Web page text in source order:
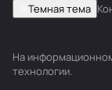
Темная тема
На
технологии.